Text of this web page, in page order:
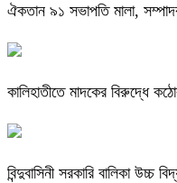
ঐকতান ৯১ সভাপতি মালা,
কালিহাতীতে মাদকের বিরুদ্ধে
বিন্দুবাসিনী সরকারি বালিকা